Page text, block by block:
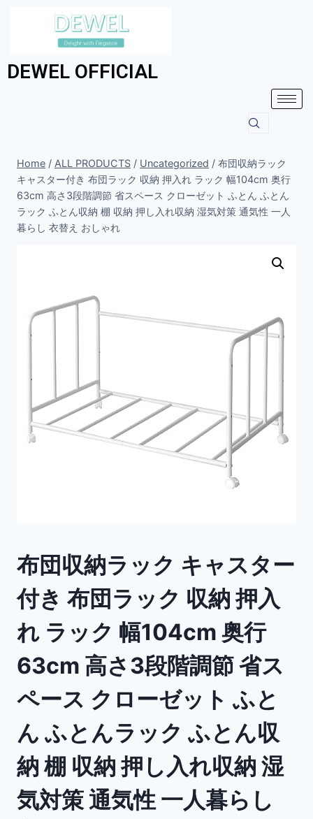
DEWEL OFFICIAL
Home / ALL PRODUCTS / Uncategorized / 布団収納ラック
キャスター付き 布団ラック 収納 押入れ ラック 幅104cm 奥行
63cm 高さ3段階調節 省スペース クローゼット ふとん ふとん
ラック ふとん収納 棚 収納 押し入れ収納 湿気対策 通気性 一人
暮らし 衣替え おしゃれ
布団収納ラック キャスター
付き 布団ラック 収納 押入
れ ラック 幅104cm 奥行
63cm 高さ3段階調節 省ス
ペース クローゼット ふと
ん ふとんラック ふとん収
納 棚 収納 押し入れ収納 湿
気対策 通気性 一人暮らし